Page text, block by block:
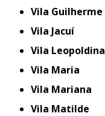
Vila Guilherme
Vila Jacuí
Vila Leopoldina
Vila Maria
Vila Mariana
Vila Matilde